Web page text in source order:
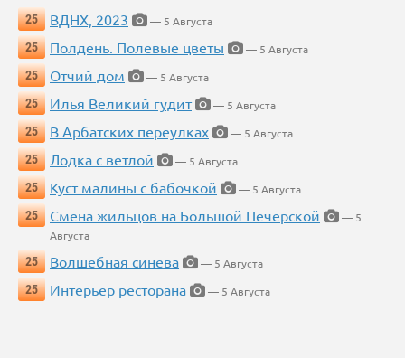
25 ВДНХ, 2023
— 5 Августа
25
Полдень. Полевые цветы
— 5 Августа
25
Отчий дом
— 5 Августа
25
Илья Великий гудит
— 5 Августа
25
В Арбатских переулках
— 5 Августа
25
Лодка с ветлой
— 5 Августа
25
Куст малины с бабочкой
— 5 Августа
25
Смена жильцов на Большой Печерской
— 5
Августа
25
Волшебная синева
— 5 Августа
25
Интерьер ресторана — 5 Августа